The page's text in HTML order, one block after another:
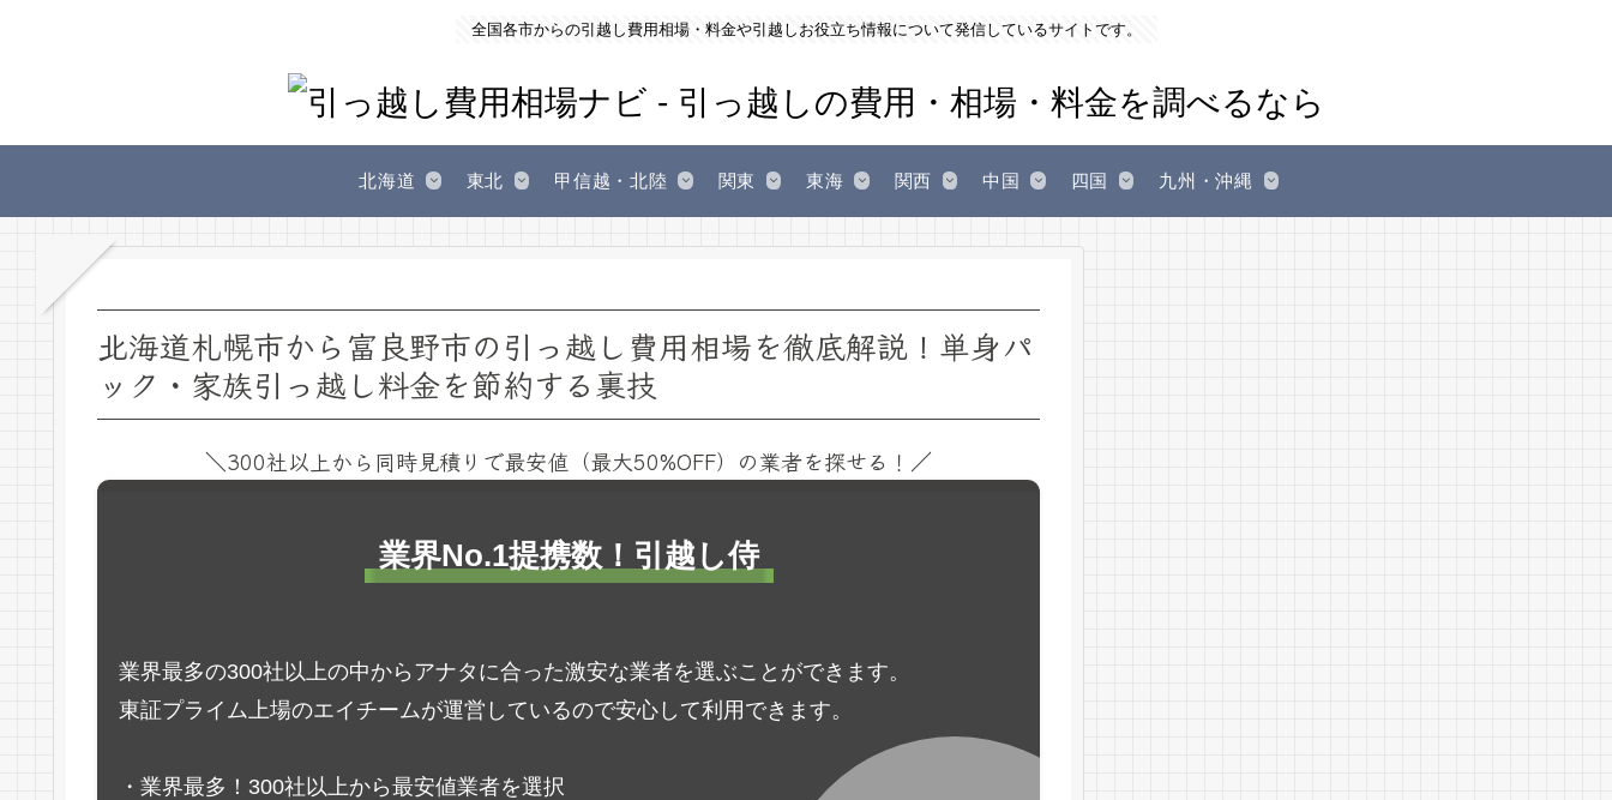
全国各市からの引越し費用相場・料金や引越しお役立ち情報について発信しているサイトです。
北海道 東北 甲信越・北陸 関東 東海 関西 中国 四国 九州・沖縄
北海道札幌市から富良野市の引っ越し費用相場を徹底解説！単身パ
ック・家族引っ越し料金を節約する裏技
＼300社以上から同時見積りで最安値（最大50%OFF）の業者を探せる！／
業界No.1提携数！引越し侍
業界最多の300社以上の中からアナタに合った激安な業者を選ぶことができます。
東証プライム上場のエイチームが運営しているので安心して利用できます。
・業界最多！300社以上から最安値業者を選択